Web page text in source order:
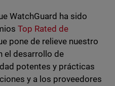
WatchGuard ha sido
Top Rated de
pone de relieve nuestro
el desarrollo de
potentes y prácticas
y a los proveedores